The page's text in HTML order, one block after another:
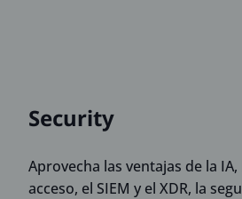
Security
Aprovecha las ventajas de la
acceso, el SIEM y el XDR, la